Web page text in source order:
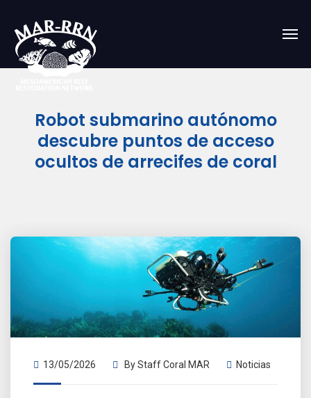
Robot submarino autónomo
descubre puntos de acceso
ocultos de arrecifes de coral
13/05/2026 ByStaff Coral MAR Noticias